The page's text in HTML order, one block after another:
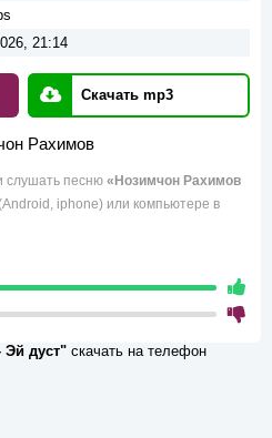
21:14
Скачать mp3
Рахимов
слушать песню «Нозимчон Рахимов
iphone) или компьютере в
дуст" скачать на телефон